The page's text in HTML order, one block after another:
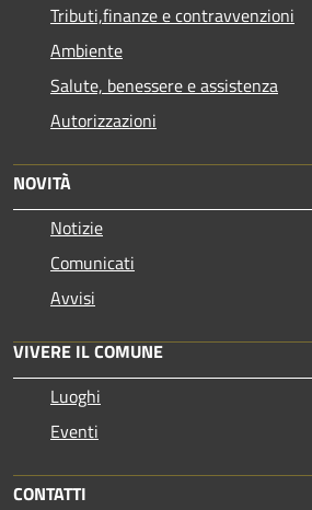
Tributi,finanze e contravvenzioni
Ambiente
Salute, benessere e assistenza
Autorizzazioni
NOVITÀ
Notizie
Comunicati
Avvisi
VIVERE IL COMUNE
Luoghi
Eventi
CONTATTI